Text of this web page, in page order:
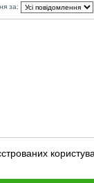
за: